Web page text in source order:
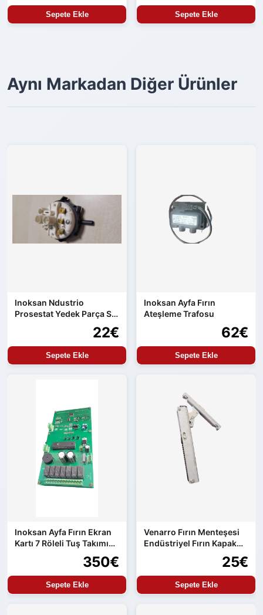
Sepete Ekle Sepete Ekle
Aynı Markadan Diğer Ürünler
Inoksan Ndustrio
Prosestat Yedek Parça Su
22€
Sepete Ekle
Inoksan Ayfa Fırın
Ateşleme Trafosu
62€
Sepete Ekle
Inoksan Ayfa Fırın Ekran
Kartı 7 Röleli Tuş Takımı
ve Güç Kartı Entegre350€
Sepete Ekle
Venarro Fırın Menteşesi
Endüstriyel Fırın Kapak
Menteşesi Uyumlu Set25€
Sepete Ekle